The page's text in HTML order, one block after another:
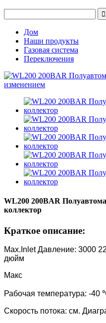
Дом
Наши продукты
Газовая система
Переключения
WL200 200BAR
коллектор
Краткое описание:
Max.Inlet Давление: 3000
дюйм
Макс
Рабочая температура: -
Скорость потока: см.